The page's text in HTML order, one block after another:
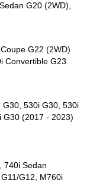
G20 (2WD),
G22 (2WD)
Convertible G23
530i G30, 530i
G30 (2017 - 2023)
740i Sedan
G12, M760i